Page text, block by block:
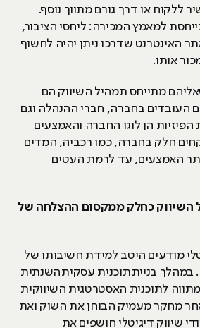
ללקוח או דרך גורם מתווך נוסף.
למאמץ המכירה: ליחסי הציבור,
האינטרנט שדרכו ניתן יהיה לחשוף
אותו.
מתייחס תמהיל השיווק הם
העובדים בחברה, חברי ההנהלה וגם
הפיזיות הן לוגו החברה והאמצעים
חלק בחברה, כמו רכביה, המדים
האמצעים, עד לרמת העטים
השיווק כחלק ממקסום ההצלחה של
מודעים היטב למידת חשיבותו של
במהלך בניית תוכנית עסקית השנתית
לתוכנית האסטרטגית השיווקית
מחקר מעמיק הבוחן את השוק ואת
שיווק דיגיטלי חושפים את